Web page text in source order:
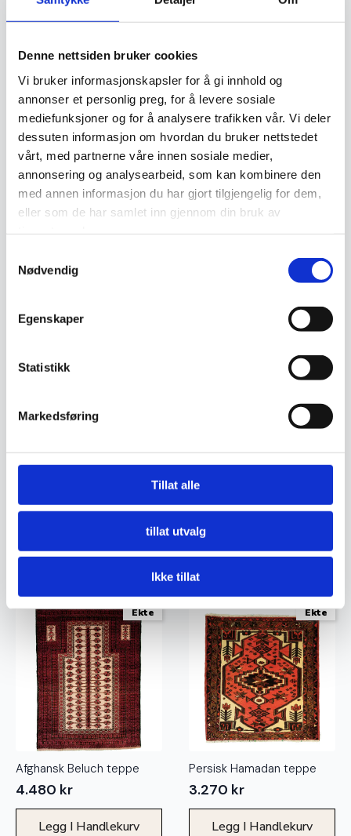
Denne nettsiden bruker cookies
Vi bruker informasjonskapsler for å gi innhold og
annonser et personlig preg, for å levere sosiale
mediefunksjoner og for å analysere trafikken vår. Vi deler
dessuten informasjon om hvordan du bruker nettstedet
vårt, med partnerne våre innen sosiale medier,
annonsering og analysearbeid, som kan kombinere den
med annen informasjon du har gjort tilgjengelig for dem,
eller som de har samlet inn gjennom din bruk av
Nødvendig
Egenskaper
Statistikk
Markedsføring
Tillat alle
tillat utvalg
Ikke tillat
knutetetthet spiller en stor rolle i vurderingen av et teppes
verdi, og godt vedlikeholdte håndknyttede tepper kan gå i
arv i generasjoner.
Vedlikehold og levetid
For å bevare et orientalsk håndknyttet teppe i god stand
kreves riktig vedlikehold. Regelmessig støvsuging,
beskyttelse mot direkte sollys og profesjonell rens bidrar
til å forlenge levetiden. Tradisjonelle rengjøringsmetoder,
noen kulturer. Med godt stell kan et håndknyttet teppe
Relaterte produkter
Persisk Hamadan teppe
Legg I Handlekurv
Persisk Hamadan teppe
1.940
Legg I Handlekurv
Ekte
Afghansk Beluch teppe
4.480 kr
Legg I Handlekurv
Ekte
Persisk Hamadan teppe
3.270 kr
Legg I Handlekurv